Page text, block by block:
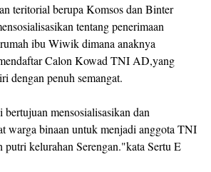
teritorial berupa Komsos dan Binter
tentang penerimaan
ibu Wiwik dimana anaknya
Calon Kowad TNI AD,yang
dengan penuh semangat.
mensosialisasikan dan
warga binaan untuk menjadi anggota TNI
putri kelurahan Serengan."kata Sertu E